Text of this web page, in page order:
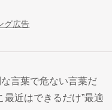
グ広告
言葉で危ない言葉だ
近はできるだけ”最適